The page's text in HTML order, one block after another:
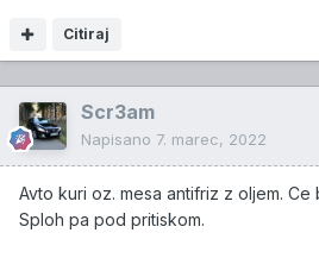
Citiraj
Scr3am
Napisano 7. marec, 2022
Avto kuri oz. mesa antifriz z oljem.
Sploh pa pod pritiskom.